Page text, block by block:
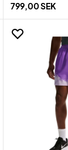
799,00 SEK